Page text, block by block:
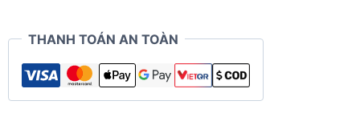
THANH TOÁN AN TOÀN